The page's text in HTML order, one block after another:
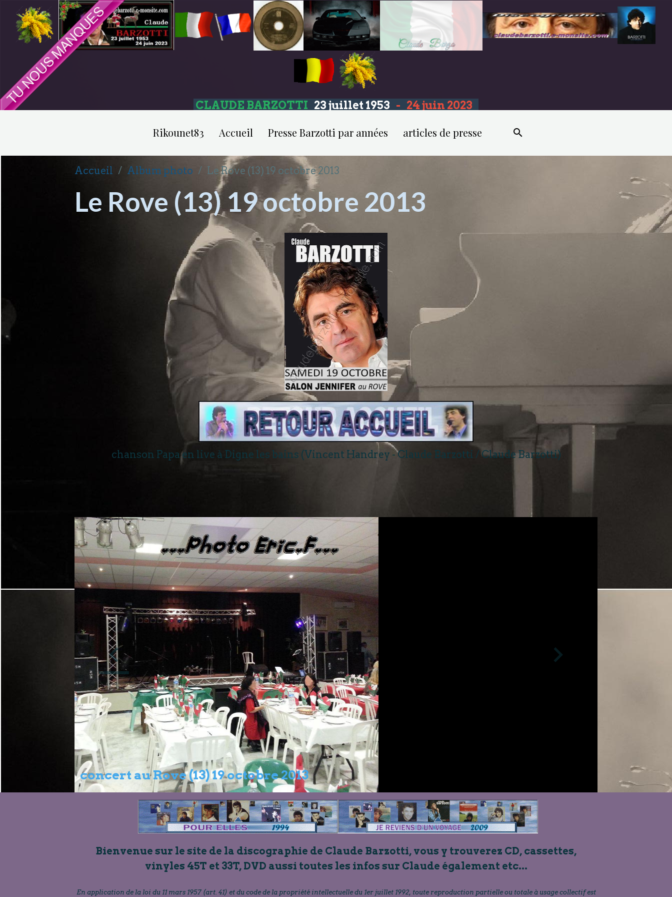
CLAUDE BARZOTTI 23 juillet 1953 - 24 juin 2023
Rikounet83 Accueil Presse Barzotti par années articles de presse
Accueil Album photo Le Rove (13) 19 octobre 2013
Le Rove (13) 19 octobre 2013
chanson Papa en live à Digne les bains (Vincent Handrey - Claude Barzotti / Claude Barzotti)
concert au Rove (13) 19 octobre 2013
Bienvenue sur le site de la discographie de Claude Barzotti, vous y trouverez CD, cassettes,
vinyles 45T et 33T, DVD aussi toutes les infos sur Claude également etc...
En application de la loi du 11 mars 1957 (art. 41) et du code de la propriété intellectuelle du 1er juillet 1992, toute reproduction partielle ou totale à usage collectif est